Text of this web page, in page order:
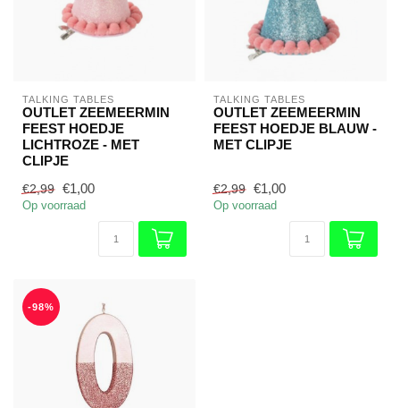
TALKING TABLES
OUTLET ZEEMEERMIN
FEEST HOEDJE
LICHTROZE - MET
CLIPJE
€2,99 €1,00
Op voorraad
TALKING TABLES
OUTLET ZEEMEERMIN
FEEST HOEDJE BLAUW -
MET CLIPJE
€2,99 €1,00
Op voorraad
-98%